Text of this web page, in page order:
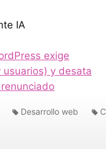
IA
exige
y desata
Desarrollo web